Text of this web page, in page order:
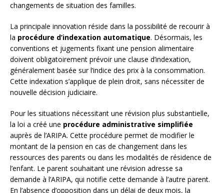
changements de situation des familles.
La principale innovation réside dans la possibilité de recourir à
la procédure d’indexation automatique. Désormais, les
conventions et jugements fixant une pension alimentaire
doivent obligatoirement prévoir une clause d’indexation,
généralement basée sur l’indice des prix à la consommation.
Cette indexation s’applique de plein droit, sans nécessiter de
nouvelle décision judiciaire.
Pour les situations nécessitant une révision plus substantielle,
la loi a créé une procédure administrative simplifiée
auprès de l’ARIPA. Cette procédure permet de modifier le
montant de la pension en cas de changement dans les
ressources des parents ou dans les modalités de résidence de
l’enfant. Le parent souhaitant une révision adresse sa
demande à l’ARIPA, qui notifie cette demande à l’autre parent.
En l’absence d’opposition dans un délai de deux mois, la